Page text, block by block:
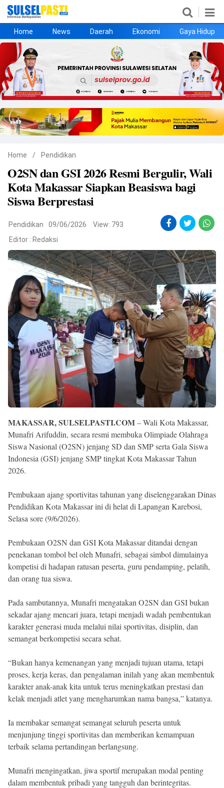
Home
News
Daerah
Ekonomi
Gaya Hidup
Kesehatan
Metro
Nasional
Hukrim
Olahraga
Politik
UMKM
Opini
©
Copyright
2026
Sulselpasti.com
.
Reserved
Home News Daerah Ekonomi Gaya Hidup
Home / Pendidikan
O2SN dan GSI 2026 Resmi Bergulir, Wali
Kota Makassar Siapkan Beasiswa bagi
Siswa Berprestasi
Pendidikan 09/06/2026
View: 793
Editor : Redaksi
MAKASSAR, SULSELPASTI.COM– Wali Kota Makassar,
Munafri Arifuddin, secara resmi membuka Olimpiade Olahraga
Siswa Nasional (O2SN) jenjang SD dan SMP serta Gala Siswa
Indonesia (GSI) jenjang SMP tingkat Kota Makassar Tahun
2026.
Pembukaan ajang sportivitas tahunan yang diselenggarakan Dinas
Pendidikan Kota Makassar ini di helat di Lapangan Karebosi,
Selasa sore (9/6/2026).
Pembukaan O2SN dan GSI Kota Makassar ditandai dengan
penekanan tombol bel oleh Munafri, sebagai simbol dimulainya
kompetisi di hadapan ratusan peserta, guru pendamping, pelatih,
dan orang tua siswa.
Pada sambutannya, Munafri mengatakan O2SN dan GSI bukan
sekadar ajang mencari juara, tetapi menjadi wadah pembentukan
karakter generasi muda melalui nilai sportivitas, disiplin, dan
semangat berkompetisi secara sehat.
“Bukan hanya kemenangan yang menjadi tujuan utama, tetapi
proses, kerja keras, dan pengalaman inilah yang akan membentuk
karakter anak-anak kita untuk terus meningkatkan prestasi dan
kelak menjadi atlet yang mengharumkan nama bangsa,” katanya.
Ia membakar semangat semangat seluruh peserta untuk
menjunjung tinggi sportivitas dan memberikan kemampuan
terbaik selama pertandingan berlangsung.
Munafri mengingatkan, jiwa sportif merupakan modal penting
dalam membentuk pribadi yang tangguh dan berintegritas.